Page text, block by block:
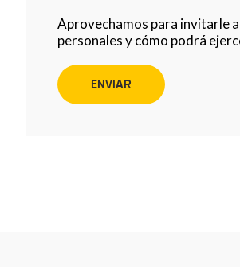
Aprovechamos para invitarle
personales y cómo podrá